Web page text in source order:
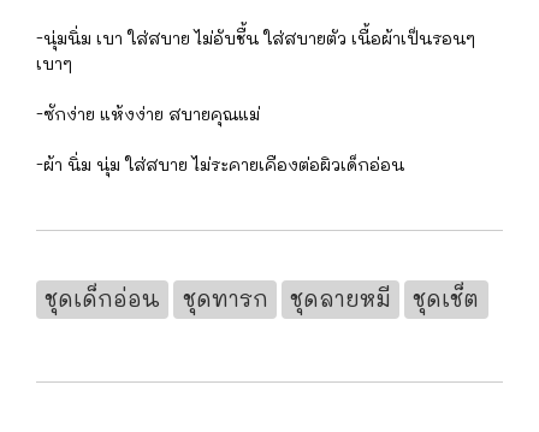
-นุ่มนิ่ม เบา ใส่สบาย ไม่อับชื้น ใส่สบายตัว เนื้อผ้าเป็นรอนๆ
เบาๆ
-ซักง่าย แห้งง่าย สบายคุณแม่
-ผ้า นิ่ม นุ่ม ใส่สบาย ไม่ระคายเคืองต่อผิวเด็กอ่อน
ชุดเด็กอ่อน ชุดทารก ชุดลายหมี ชุดเช็ต